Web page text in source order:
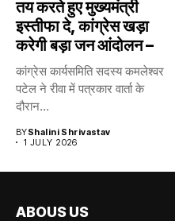
तय करते हुए मुख्यमंत्री
इस्तीफा दे, कांग्रेस खड़ा
करेगी बड़ा जन आंदोलन –
कांग्रेस कार्यसमिति सदस्य कमलेश्वर
पटेल ने रीवा में पत्रकार वार्ता के
दौरान...
BYShalini Shrivastav
1 JULY 2026
ABOUS US